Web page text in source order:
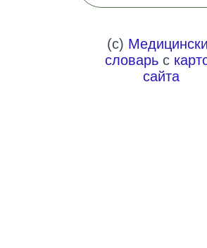
(c)
словарь с
сайта